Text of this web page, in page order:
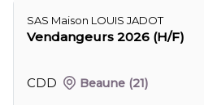
SAS Maison LOUIS JADOT
Vendangeurs 2026 (H/F)
CDD Beaune (21)